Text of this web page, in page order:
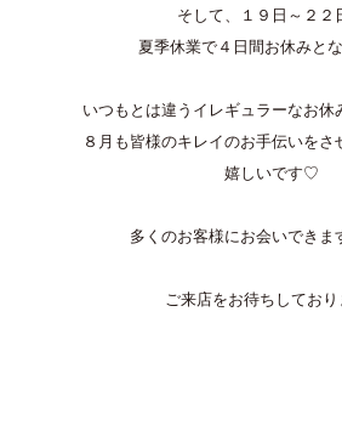
そして、１９日～２２
夏季休業で４日間お休みとな
いつもとは違うイレギュラーなお休
８月も皆様のキレイのお手伝いをさ
嬉しいです♡
多くのお客様にお会いできま
ご来店をお待ちしており